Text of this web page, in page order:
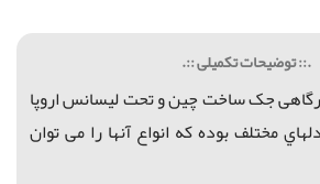
.:: توضیحات تکمیلی ::.
جک ساخت چین و تحت لیسانس اروپا
مختلف بوده که انواع آنها را می توان